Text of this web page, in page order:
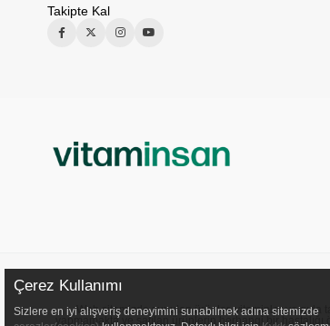
Takipte Kal
Web sitemizde sunulan ürünler, vitaminler ve gıda
yapmamakta ve satılan ürünlerin herhangi bir
Çerez Kullanımı
Sizlere en iyi alışveriş deneyimini sunabilmek adına sitemizde